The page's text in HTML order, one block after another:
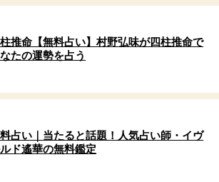
柱推命【無料占い】村野弘味が四柱推命で
たの運勢を占う
占い｜当たると話題！人気占い師・イヴ
ド遙華の無料鑑定